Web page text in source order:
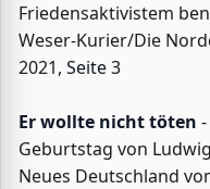
Friedensaktivistem
Weser-Kurier/Die
2021, Seite3
Er wollte nicht töten
Geburtstag von
Neues Deutschland